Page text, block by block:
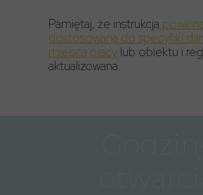
Pamiętaj, że instrukcja
dostosowana do specyfiki
miejsca pracy lub obiektu i
aktualizowana.